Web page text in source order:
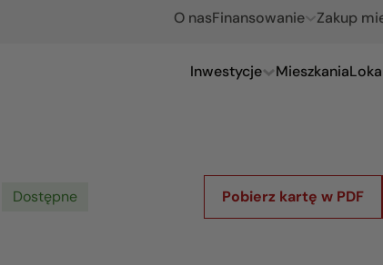
O nasFinansowanie Zakup
Inwestycje Mieszkania
Dostępne Pobierz kartę w PDF